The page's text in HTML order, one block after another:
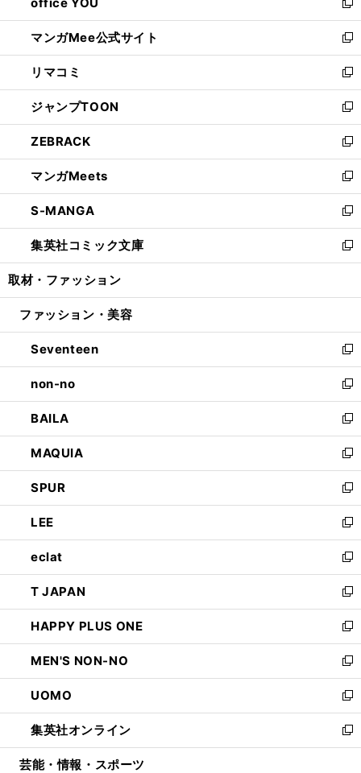
で
開
く
ィ
ン
ド
ウ
で
開
く
い
ウ
ィ
ン
ド
ウ
で
開
く
新
し
い
ウ
ィ
ン
ド
ウ
で
開
く
マンガMee公式サイト
新
し
い
ウ
ィ
ン
ド
ウ
で
開
く
リマコミ
新
し
い
ウ
ィ
ン
ド
ウ
で
開
く
ジャンプTOON
新
し
い
ウ
ィ
ン
ド
ウ
で
開
ZEBRACK
新
し
い
ウ
ィ
ン
ド
ウ
開
マンガMeets
新
し
い
ウ
ィ
ン
ウ
開
く
S-MANGA
新
し
い
ウ
ン
ウ
で
開
く
集英社コミック文庫
新
し
ウ
ン
ド
ウ
で
開
く
取材・ファッション
ファッション・美容
Seventeen
新
し
い
ウ
ィ
ン
ド
ウ
で
開
く
non-no
新
し
い
ウ
ィ
ン
ド
ウ
で
開
く
BAILA
新
し
い
ウ
ィ
ン
ド
ウ
で
開
く
MAQUIA
新
し
い
ウ
ィ
ン
ド
ウ
で
開
く
SPUR
新
し
い
ウ
ィ
ン
ド
ウ
で
開
く
LEE
新
し
い
ウ
ィ
ン
ド
ウ
で
開
く
eclat
新
し
い
ウ
ィ
ン
ド
ウ
で
開
く
T JAPAN
新
し
い
ウ
ィ
ン
ド
ウ
で
開
HAPPY PLUS ONE
新
し
い
ウ
ィ
ン
ド
ウ
MEN'S NON-NO
新
し
い
ウ
ィ
ン
UOMO
新
し
い
ウ
集英社オンライン
新
し
芸能・情報・スポーツ